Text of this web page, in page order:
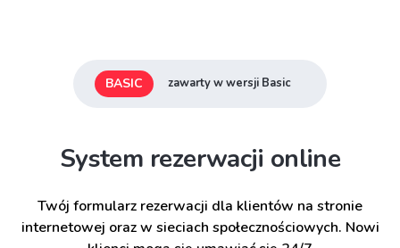
BASIC zawarty w wersji Basic
System rezerwacji online
Twój formularz rezerwacji dla klientów na stronie
internetowej oraz w sieciach społecznościowych. Nowi